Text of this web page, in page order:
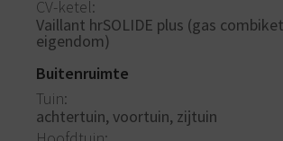
CV-ketel
Vaillant hrSOLIDE plus (gas
eigendom)
Buitenruimte
Tuin
achtertuin, voortuin, zijtuin